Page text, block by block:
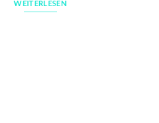
WEITERLESEN